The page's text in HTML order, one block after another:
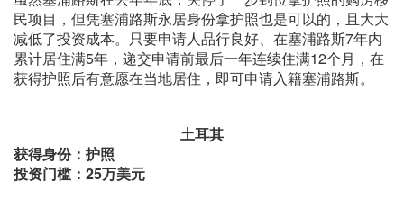
民项目，但凭塞浦路斯永居身份拿护照也是可以的，且大大
减低了投资成本。只要申请人品行良好、在塞浦路斯7年内
累计居住满5年，递交申请前最后一年连续住满12个月，在
获得护照后有意愿在当地居住，即可申请入籍塞浦路斯。
土耳其
获得身份：护照
投资门槛：25万美元